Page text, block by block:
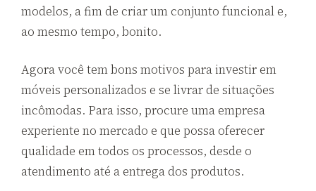
modelos, a fim de criar um conjunto funcional e,
ao mesmo tempo, bonito.
Agora você tem bons motivos para investir em
móveis personalizados e se livrar de situações
incômodas. Para isso, procure uma empresa
experiente no mercado e que possa oferecer
qualidade em todos os processos, desde o
atendimento até a entrega dos produtos.